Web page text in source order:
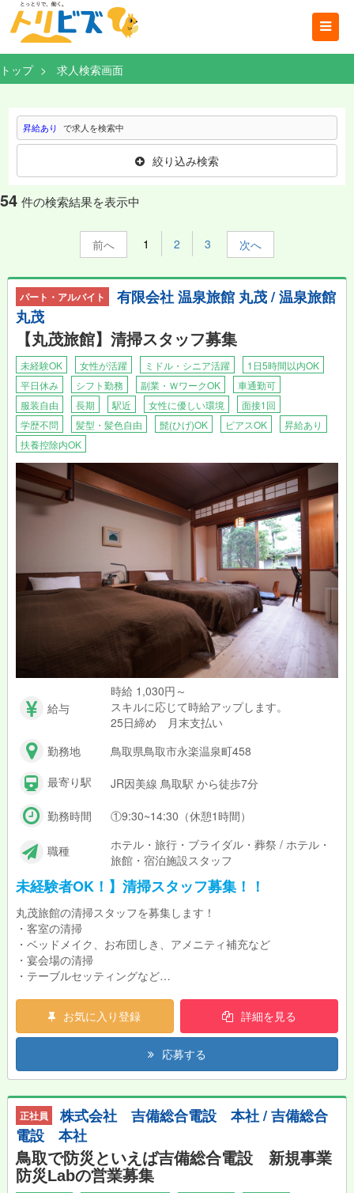
トップ 求人検索画面
昇給あり で求人を検索中
絞り込み検索
54 件の検索結果を表示中
前 1 2 3 次
パート・アルバイト
有限会社 温泉旅館 丸茂 / 温泉旅館
丸茂
【丸茂旅館】清掃スタッフ募集
未経験OK 女性が活躍 ミドル・シニア活躍
1日5時間以内OK
平日休み
シフト勤務 副業・ＷワークOK
車通勤可
服装自由
長期 駅近 女性に優しい環境
面接1回
学歴不問
髪型・髪色自由 髭(ひげ)OK ピアスOK
昇給あり
扶養控除内OK
給与
時給 1,030円～
スキルに応じて時給アップします。
25日締め 月末支払い
勤務地
鳥取県鳥取市永楽温泉町458
最寄り駅
JR因美線 鳥取駅 から徒歩7分
勤務時間 ①9:30~14:30（休憩1時間）
職種
ホテル・旅行・ブライダル・葬祭 / ホテル・
旅館・宿泊施設スタッフ
未経験者OK！】清掃スタッフ募集！！
丸茂旅館の清掃スタッフを募集します！
・客室の清掃
・ベッドメイク、お布団しき、アメニティ補充など
・宴会場の清掃
・テーブルセッティングなど
・その他雑務
土日祝日、お盆GW等の連休に働いてくださる方を大募集中で
※接客・調理の仕事はありません！
お気に入り登録 詳細を見る
応募する
正社員
株式会社 吉備総合電設 本社 / 吉備総合
電設 本社
鳥取で防災といえば吉備総合電設 新規事業
防災Labの営業募集